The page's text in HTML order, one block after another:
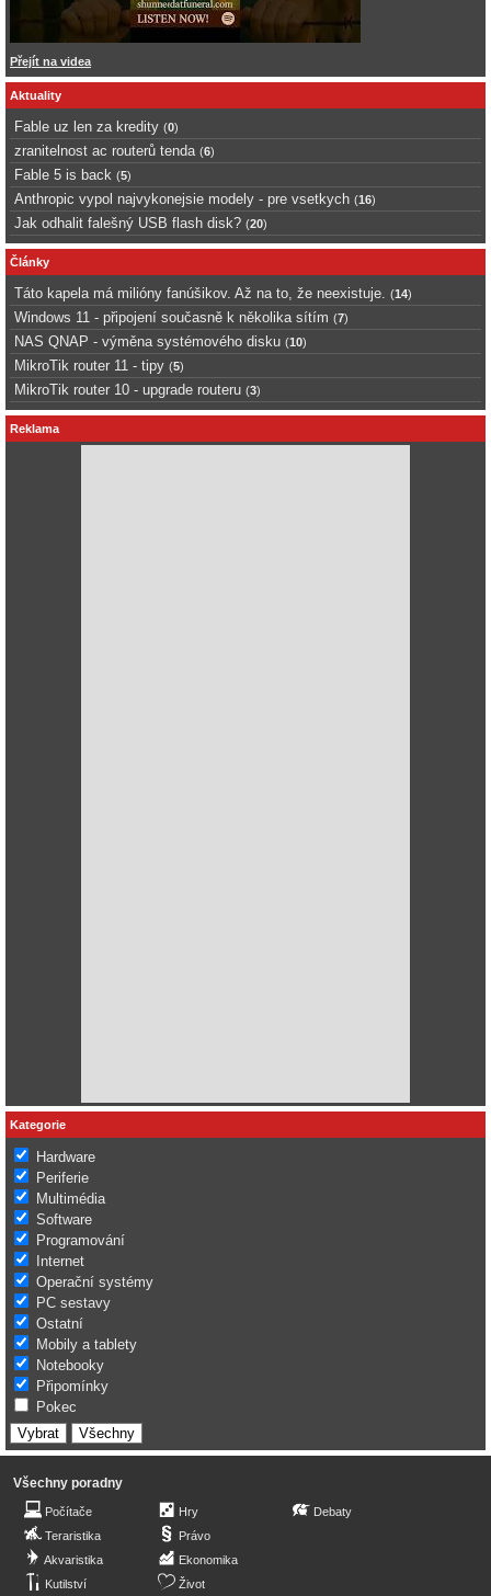
Přejít na videa
Aktuality
Fable uz len za kredity (0)
zranitelnost ac routerů tenda (6)
Fable 5 is back (5)
Anthropic vypol najvykonejsie modely - pre vsetkych (16)
Jak odhalit falešný USB flash disk? (20)
Články
Táto kapela má milióny fanúšikov. Až na to, že neexistuje. (14)
Windows 11 - připojení současně k několika sítím (7)
NAS QNAP - výměna systémového disku (10)
MikroTik router 11 - tipy (5)
MikroTik router 10 - upgrade routeru (3)
Reklama
Kategorie
Hardware
Periferie
Multimédia
Software
Programování
Internet
Operační systémy
PC sestavy
Ostatní
Mobily a tablety
Notebooky
Připomínky
Pokec
Všechny poradny
Počítače
Teraristika
Akvaristika
Kutilství
Hry
Právo
Ekonomika
Život
Debaty